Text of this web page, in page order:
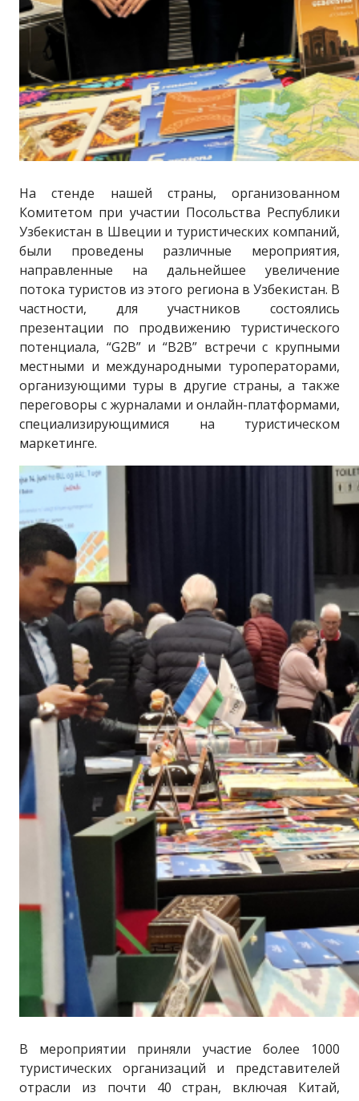
На стенде нашей страны, организованном
Комитетом при участии Посольства Республики
Узбекистан в Швеции и туристических компаний,
были проведены различные мероприятия,
направленные на дальнейшее увеличение
потока туристов из этого региона в Узбекистан. В
частности, для участников состоялись
презентации по продвижению туристического
потенциала, “G2B” и “B2B” встречи с крупными
местными и международными туроператорами,
организующими туры в другие страны, а также
переговоры с журналами и онлайн-платформами,
специализирующимися на туристическом
маркетинге.
В мероприятии приняли участие более 1000
туристических организаций и представителей
отрасли из почти 40 стран, включая Китай,